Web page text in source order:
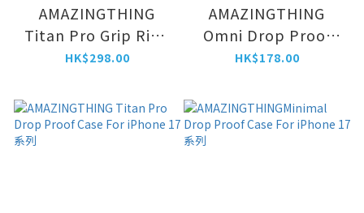
AMAZINGTHING
Titan Pro Grip Ring
Set Drop Proof Case
HK$298.00
AMAZINGTHING
Omni Drop Proof
Case For iPhone 17
HK$178.00